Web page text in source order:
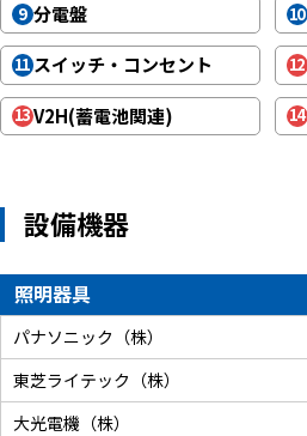
9 分電盤 10
11スイッチ・コンセント 12
13V2H(蓄電池関連) 14
設備機器
照明器具
パナソニック（株）
東芝ライテック（株）
大光電機（株）